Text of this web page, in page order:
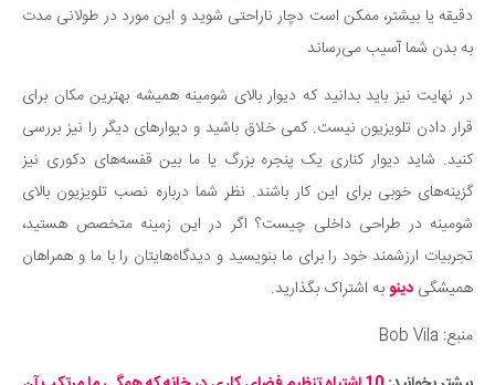
دقیقه یا بیشتر، ممکن است دچار ناراحتی شوید و این مورد در طولانی مدت
به بدن شما آسیب می‌رساند
در نهایت نیز باید بدانید که دیوار بالای شومینه همیشه بهترین مکان برای
قرار دادن تلویزیون نیست. کمی خلاق باشید و دیوارهای دیگر را نیز بررسی
کنید. شاید دیوار کناری یک پنجره بزرگ یا ما بین قفسه‌های دکوری نیز
گزینه‌های خوبی برای این کار باشند. نظر شما درباره نصب تلویزیون بالای
شومینه در طراحی داخلی چیست؟ اگر در این زمینه متخصص هستید،
تجربیات ارزشمند خود را برای ما بنویسید و دیدگاه‌هایتان را با ما و همراهان
همیشگی دینوبه اشتراک بگذارید.
منبع: Bob Vila